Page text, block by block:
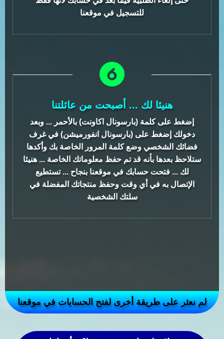
للتسجيل في موقعنا
هنيئا لك ... أصبحت من عائلتنا
إضغط على كلمة (بارسونال اكاونت) بالأحمر ... وبعد
دخولك إضغط على (بارسونال انفورميشن) في غرف
فضائك الشخصي وضع كلمة المرور الخاصة بك وأكدها
ستلاحظ بعدها بأنه قد تم حفظ معلوماتك الخاصة ... هنيئا
لك ... فتحت حسابك في موقعنا بنجاح ... تستطيع
الإتصال به في أي وقت وحفظ منتجاتك المفضلة في
سلتك الشخصية
لم نعثر على طريقة أخرى لفتح الحسابات في موقعنا